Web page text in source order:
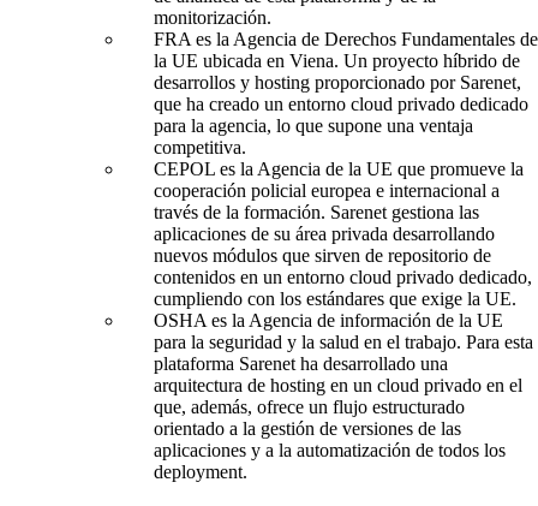
monitorización.
FRA es la Agencia de Derechos Fundamentales de
la UE ubicada en Viena. Un proyecto híbrido de
desarrollos y hosting proporcionado por Sarenet,
que ha creado un entorno cloud privado dedicado
para la agencia, lo que supone una ventaja
competitiva.
CEPOL es la Agencia de la UE que promueve la
cooperación policial europea e internacional a
través de la formación. Sarenet gestiona las
aplicaciones de su área privada desarrollando
nuevos módulos que sirven de repositorio de
contenidos en un entorno cloud privado dedicado,
cumpliendo con los estándares que exige la UE.
OSHA es la Agencia de información de la UE
para la seguridad y la salud en el trabajo. Para esta
plataforma Sarenet ha desarrollado una
arquitectura de hosting en un cloud privado en el
que, además, ofrece un flujo estructurado
orientado a la gestión de versiones de las
aplicaciones y a la automatización de todos los
deployment.